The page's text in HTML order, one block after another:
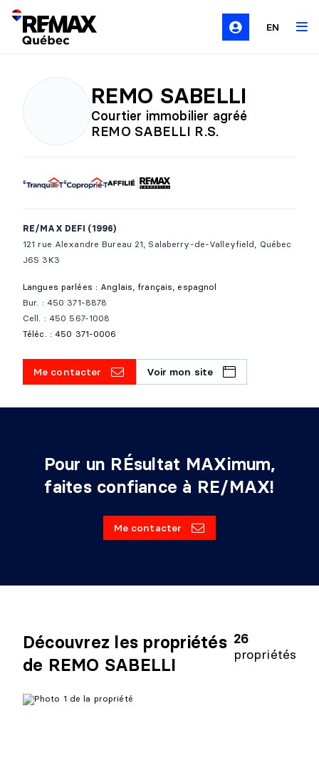
EN
REMO SABELLI
Courtier immobilier agréé
REMO SABELLI R.S.
RE/MAX DEFI (1996)
121 rue Alexandre Bureau 21, Salaberry-de-Valleyfield, Québec
J6S 3K3
Langues parlées : Anglais, français, espagnol
Bur. : 450 371-8878
Cell. : 450 567-1008
Téléc. : 450 371-0006
Me contacter Voir mon site
Pour un RÉsultat MAXimum,
faites confiance à RE/MAX!
Me contacter
Découvrez les propriétés
de REMO SABELLI
26
propriétés